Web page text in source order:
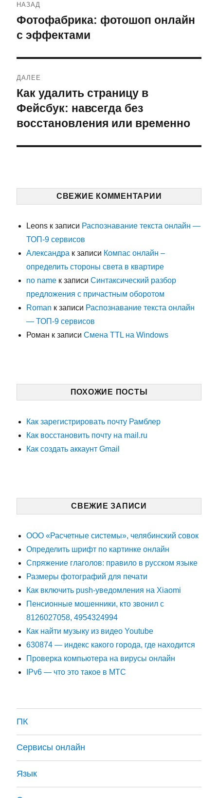
по
записям
НАЗАД
Предыдущая
запись:
Фотофабрика: фотошоп онлайн
с эффектами
ДАЛЕЕ
Следующая
запись:
Как удалить страницу в
Фейсбук: навсегда без
восстановления или временно
СВЕЖИЕ КОММЕНТАРИИ
Leons к записи Распознавание текста онлайн —
ТОП-9 сервисов
Александра к записи Компас онлайн –
определить стороны света в квартире
no name к записиСинтаксический разбор
предложения с причастным оборотом
Roman к записи Распознавание текста онлайн
— ТОП-9 сервисов
Роман к записиСмена TTL на Windows
ПОХОЖИЕ ПОСТЫ
Как зарегистрировать почту Рамблер
Как восстановить почту на mail.ru
Как создать аккаунт Gmail
СВЕЖИЕ ЗАПИСИ
ООО «Расчетные системы», челябинский совок
Определить шрифт по картинке онлайн
Спряжение глаголов: правило в русском языке
Размеры фотографий для печати
Как включить push-уведомления на Xiaomi
Пенсионные мошенники, кто звонил с
8126027058, 4954324994
Как найти музыку из видео Youtube
630874 — индекс какого города, где находится
Проверка компьютера на вирусы онлайн
IPv6 — что это такое в МТС
ПК
Сервисы онлайн
Язык